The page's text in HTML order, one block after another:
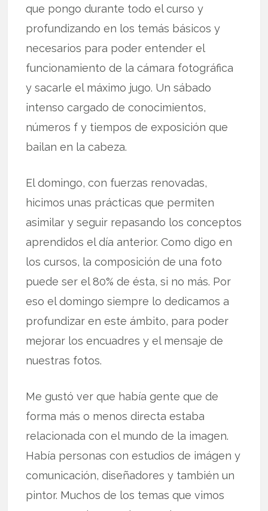
que pongo durante todo el curso y
profundizando en los temás básicos y
necesarios para poder entender el
funcionamiento de la cámara fotográfica
y sacarle el máximo jugo. Un sábado
intenso cargado de conocimientos,
números f y tiempos de exposición que
bailan en la cabeza.
El domingo, con fuerzas renovadas,
hicimos unas prácticas que permiten
asimilar y seguir repasando los conceptos
aprendidos el día anterior. Como digo en
los cursos, la composición de una foto
puede ser el 80% de ésta, si no más. Por
eso el domingo siempre lo dedicamos a
profundizar en este ámbito, para poder
mejorar los encuadres y el mensaje de
nuestras fotos.
Me gustó ver que había gente que de
forma más o menos directa estaba
relacionada con el mundo de la imagen.
Había personas con estudios de imágen y
comunicación, diseñadores y también un
pintor. Muchos de los temas que vimos